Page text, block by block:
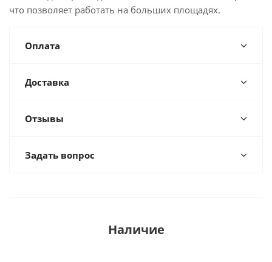
что позволяет работать на больших площадях.
Оплата
Доставка
Отзывы
Задать вопрос
Наличие